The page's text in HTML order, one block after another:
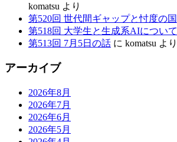
komatsu より
第520回 世代間ギャップと忖度の国
第518回 大学生と生成系AIについて
第513回 7月5日の話 に komatsu より
アーカイブ
2026年8月
2026年7月
2026年6月
2026年5月